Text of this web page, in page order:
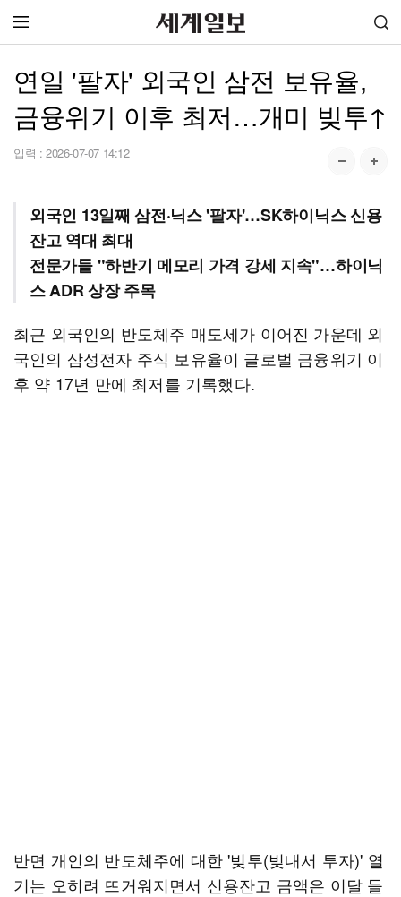
연일 '팔자' 외국인 삼전 보유율,
금융위기 이후 최저…개미 빚투↑
입력 : 2026-07-07 14:12
외국인 13일째 삼전·닉스 '팔자'…SK하이닉스 신용
잔고 역대 최대
전문가들 "하반기 메모리 가격 강세 지속"…하이닉
스 ADR 상장 주목
최근 외국인의 반도체주 매도세가 이어진 가운데 외
국인의 삼성전자 주식 보유율이 글로벌 금융위기 이
후 약 17년 만에 최저를 기록했다.
반면 개인의 반도체주에 대한 '빚투(빚내서 투자)' 열
기는 오히려 뜨거워지면서 신용잔고 금액은 이달 들